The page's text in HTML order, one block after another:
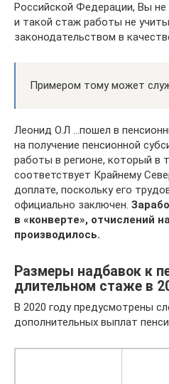
Российской Федерации, Вы
и такой стаж работы не
законодательством в
Примером тому может
Леонид О.Л …пошел в
на получение пенсионной
работы в регионе, который в
соответствует Крайнему
доплате, поскольку его
официально заключен.
в «конверте», отчислений
производилось.
Размеры надбавок к
длительном стаже в
В 2020 году предусмотрены
дополнительных выплат